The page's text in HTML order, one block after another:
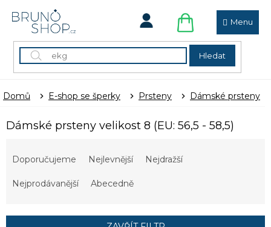
Hledat
NÁKUPNÍ
KOŠÍK
Domů E-shop se šperky Prsteny Dámské prsteny
Dámské prsteny velikost 8 (EU: 56,5 - 58,5)
Doporučujeme Nejlevnější Nejdražší
Nejprodávanější Abecedně